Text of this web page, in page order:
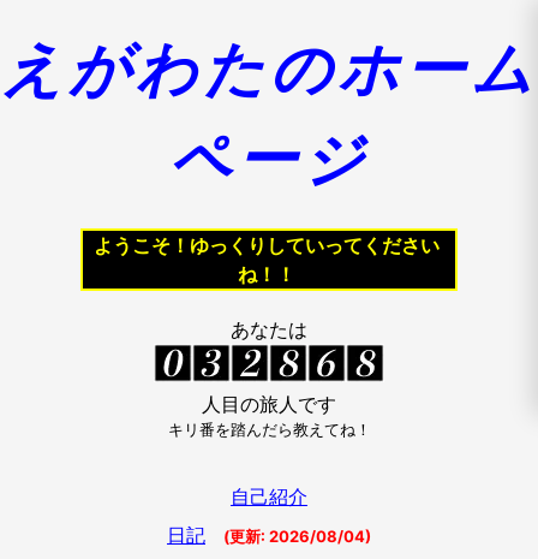
えがわたのホーム
ページ
ようこそ！ゆっくりしていってください
ね！！
あなたは
人目の旅人です
キリ番を踏んだら教えてね！
自己紹介
日記
(更新: 2026/08/04)